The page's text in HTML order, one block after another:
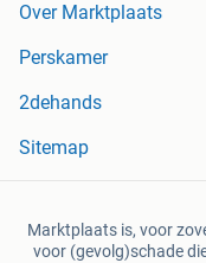
Over Marktplaats
Perskamer
2dehands
Sitemap
Marktplaats is, voor
voor (gevolg)schade